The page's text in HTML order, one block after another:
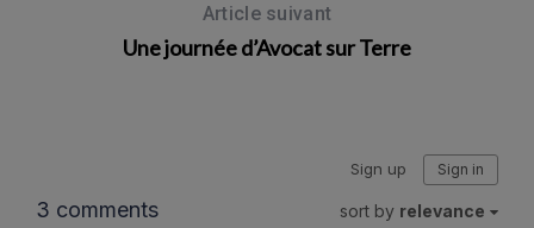
Article suivant
Une journée d’Avocat sur Terre